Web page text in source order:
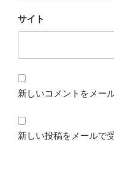
サイト
新しいコメントをメー
新しい投稿をメールで